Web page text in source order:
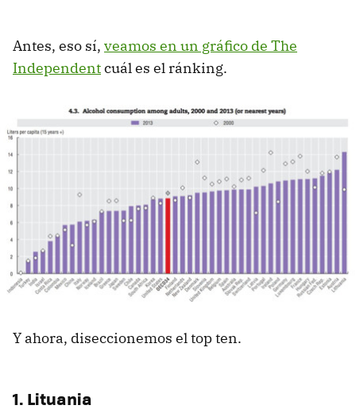
Antes, eso sí, veamos en un gráfico de The
Independentcuál es el ránking.
Y ahora, diseccionemos el top ten.
1. Lituania